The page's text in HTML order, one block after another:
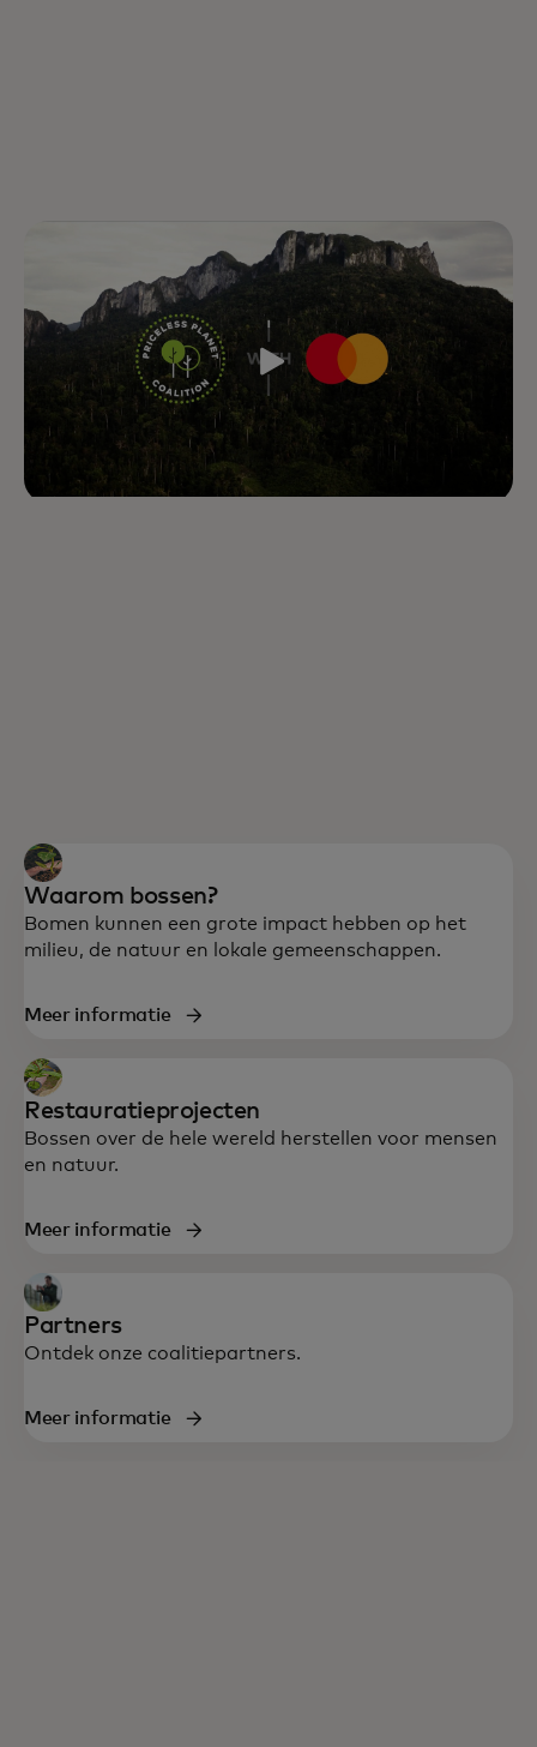
International en het World Resources
Institute helpen we de natuur te
ondersteunen, ecosystemen te herstellen
en het levensonderhoud van
verbeteren.
Waarom bossen?
Bomen kunnen een grote impact hebben op het
milieu, de natuur en lokale gemeenschappen.
Meer informatie
Restauratieprojecten
Bossen over de hele wereld herstellen voor mensen
en natuur.
Meer informatie
Partners
Ontdek onze coalitiepartners.
Meer informatie